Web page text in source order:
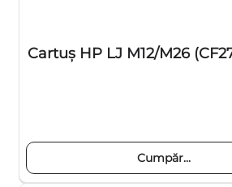
Cartuş HP LJ M12/M26
Cumpăr...